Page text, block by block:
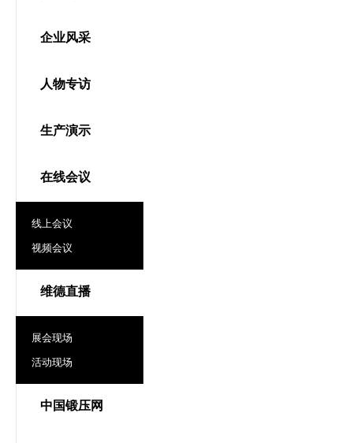
企业风采
人物专访
生产演示
在线会议
线上会议
视频会议
维德直播
展会现场
活动现场
中国锻压网